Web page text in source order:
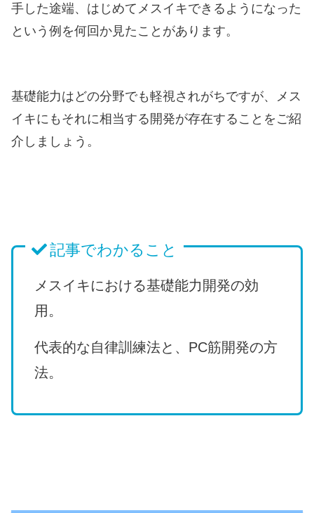
手した途端、はじめてメスイキできるようになった
という例を何回か見たことがあります。
基礎能力はどの分野でも軽視されがちですが、メス
イキにもそれに相当する開発が存在することをご紹
介しましょう。
記事でわかること
メスイキにおける基礎能力開発の効
用。
代表的な自律訓練法と、PC筋開発の方
法。